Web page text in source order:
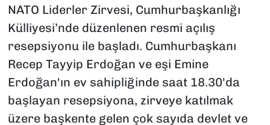
NATO Liderler Zirvesi, Cumhurbaşkanlığı
Külliyesi’nde düzenlenen resmi açılış
resepsiyonu ile başladı. Cumhurbaşkanı
Recep Tayyip Erdoğan ve eşi Emine
Erdoğan'ın ev sahipliğinde saat 18.30'da
başlayan resepsiyona, zirveye katılmak
üzere başkente gelen çok sayıda devlet ve